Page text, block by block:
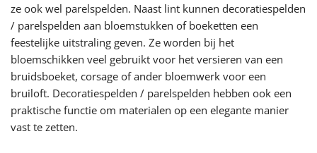
ze ook wel parelspelden. Naast lint kunnen decoratiespelden
/ parelspelden aan bloemstukken of boeketten een
feestelijke uitstraling geven. Ze worden bij het
bloemschikken veel gebruikt voor het versieren van een
bruidsboeket, corsage of ander bloemwerk voor een
bruiloft. Decoratiespelden / parelspelden hebben ook een
praktische functie om materialen op een elegante manier
vast te zetten.